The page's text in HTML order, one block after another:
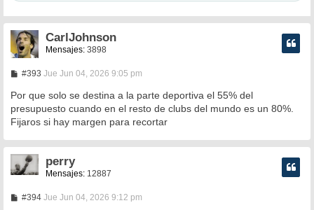
CarlJohnson
Mensajes: 3898
#393M
n
a
j
Jue Jun 04, 2026 9:05 pm
Por que solo se destina a la parte deportiva el 55% del
presupuesto cuando en el resto de clubs del mundo es un 80%.
Fijaros si hay margen para recortar
perry
Mensajes: 12887
#394MJue Jun 04, 2026 9:12 pm